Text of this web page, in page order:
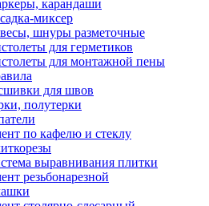
карандаши
миксер
шнуры разметочные
для герметиков
для монтажной пены
для швов
полутерки
по кафелю и стеклу
выравнивания плитки
резьбонарезной